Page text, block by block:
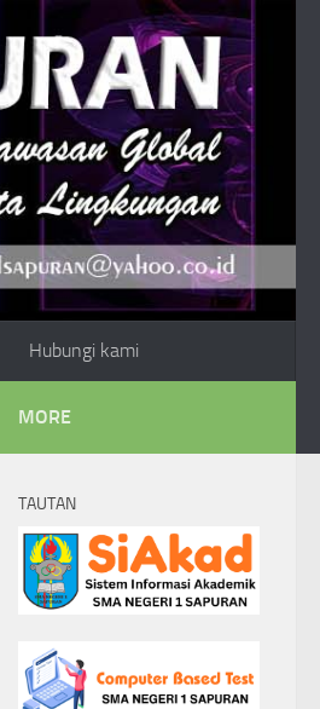
Hubungi kami
MORE
TAUTAN